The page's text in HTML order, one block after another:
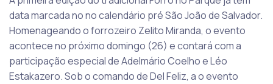
data marcada no no calendário pré São João de Salvador.
Homenageando o forrozeiro Zelito Miranda, o evento
acontece no próximo domingo (26) e contará com a
participação especial de Adelmário Coelho e Léo
Estakazero. Sob o comando de Del Feliz, a o evento